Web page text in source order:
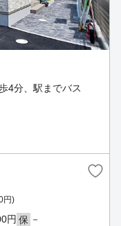
4分、駅までバス
円)
円 保 －